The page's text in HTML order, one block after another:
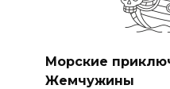
Морские
Жемчужины